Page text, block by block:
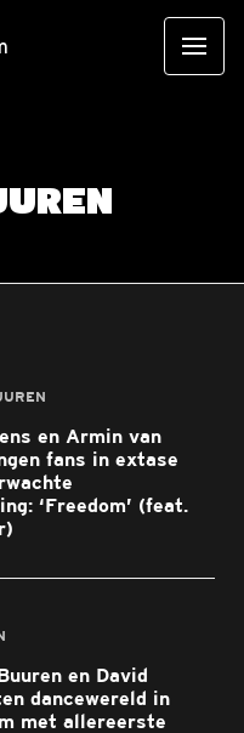
en Armin van
fans in extase
‘Freedom’ (feat.
en David
dancewereld in
met allereerste